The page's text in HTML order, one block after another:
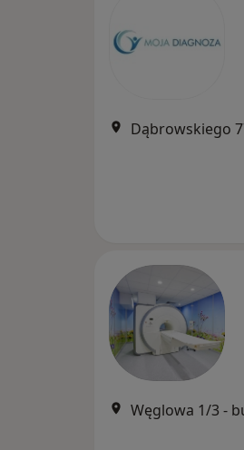
Dąbrowskiego